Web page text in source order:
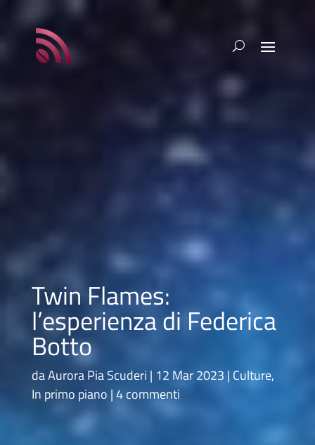
Twin Flames:
l’esperienza di Federica
Botto
daAurora Pia Scuderi 12 Mar 2023 Culture,
In primo piano 4 commenti